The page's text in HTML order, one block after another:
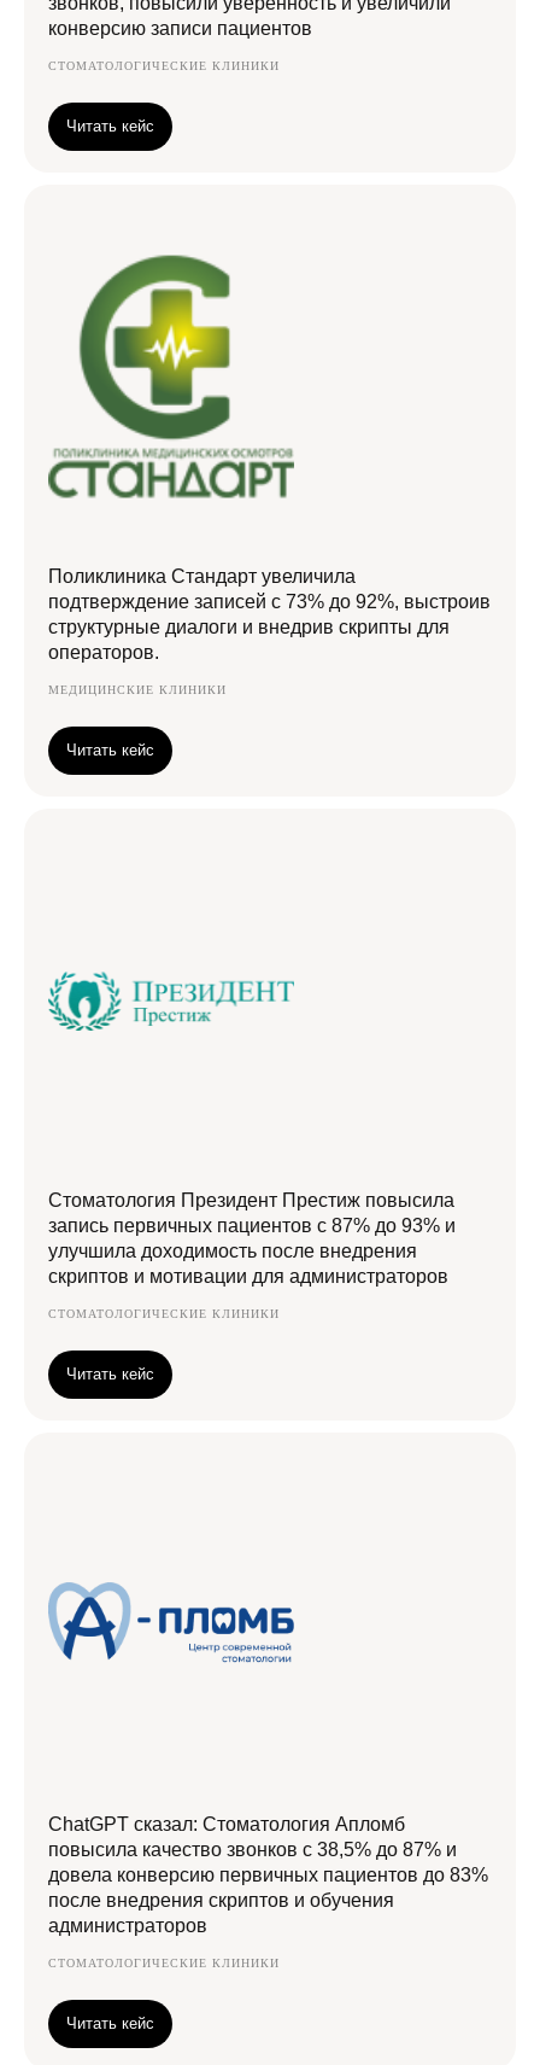
конверсию записи пациентов
СТОМАТОЛОГИЧЕСКИЕ КЛИНИКИ
Читать кейс
Поликлиника Стандарт увеличила
подтверждение записей с 73% до 92%, выстроив
структурные диалоги и внедрив скрипты для
операторов.
МЕДИЦИНСКИЕ КЛИНИКИ
Читать кейс
Стоматология Президент Престиж повысила
запись первичных пациентов с 87% до 93% и
улучшила доходимость после внедрения
скриптов и мотивации для администраторов
СТОМАТОЛОГИЧЕСКИЕ КЛИНИКИ
Читать кейс
ChatGPT сказал: Стоматология Апломб
повысила качество звонков с 38,5% до 87% и
довела конверсию первичных пациентов до 83%
после внедрения скриптов и обучения
администраторов
СТОМАТОЛОГИЧЕСКИЕ КЛИНИКИ
Читать кейс